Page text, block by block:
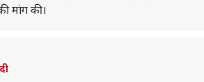
मांग की।